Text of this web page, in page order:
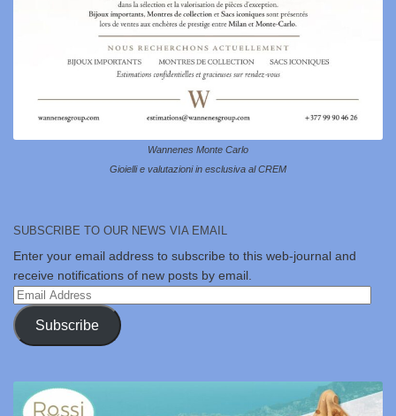
Wannenes Monte Carlo
Gioielli e valutazioni in esclusiva al CREM
SUBSCRIBE TO OUR NEWS VIA EMAIL
Enter your email address to subscribe to this web-journal and
receive notifications of new posts by email.
Email
Address
Subscribe